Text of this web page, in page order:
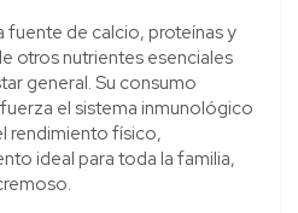
fuente de calcio, proteínas y
otros nutrientes esenciales
general. Su consumo
el sistema inmunológico
rendimiento físico,
ideal para toda la familia,